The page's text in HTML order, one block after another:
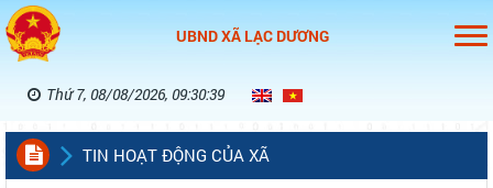
UBND XÃ LẠC DƯƠNG
Thứ 7, 08/08/2026, 09:30:39
TIN HOẠT ĐỘNG CỦA XÃ